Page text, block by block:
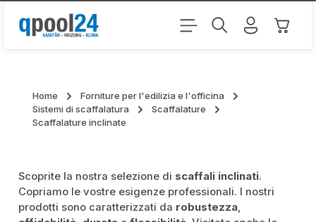
Passa al contenuto principale Il
Home
Forniture per l'edilizia e l'officina
Sistemi di scaffalatura
Scaffalature
Scaffalature inclinate
Scoprite la nostra selezione di scaffali inclinati.
Copriamo le vostre esigenze professionali. I nostri
prodotti sono caratterizzati da robustezza,